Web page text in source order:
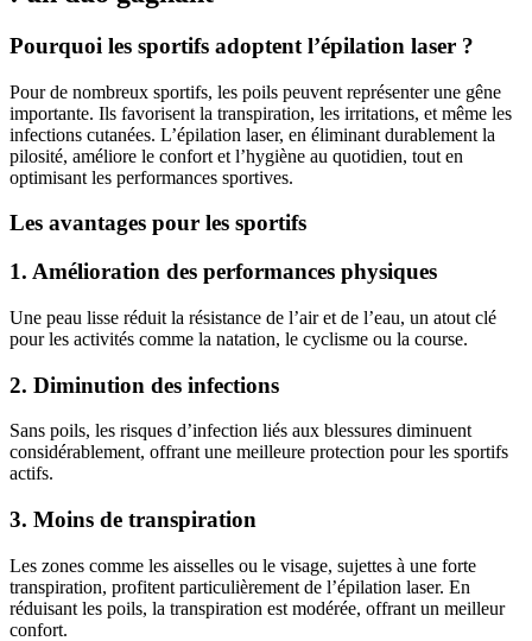
Pourquoi les sportifs adoptent l’épilation laser ?
Pour de nombreux sportifs, les poils peuvent représenter une gêne
importante. Ils favorisent la transpiration, les irritations, et même les
infections cutanées. L’épilation laser, en éliminant durablement la
pilosité, améliore le confort et l’hygiène au quotidien, tout en
optimisant les performances sportives.
Les avantages pour les sportifs
1. Amélioration des performances physiques
Une peau lisse réduit la résistance de l’air et de l’eau, un atout clé
pour les activités comme la natation, le cyclisme ou la course.
2. Diminution des infections
Sans poils, les risques d’infection liés aux blessures diminuent
considérablement, offrant une meilleure protection pour les sportifs
actifs.
3. Moins de transpiration
Les zones comme les aisselles ou le visage, sujettes à une forte
transpiration, profitent particulièrement de l’épilation laser. En
réduisant les poils, la transpiration est modérée, offrant un meilleur
confort.